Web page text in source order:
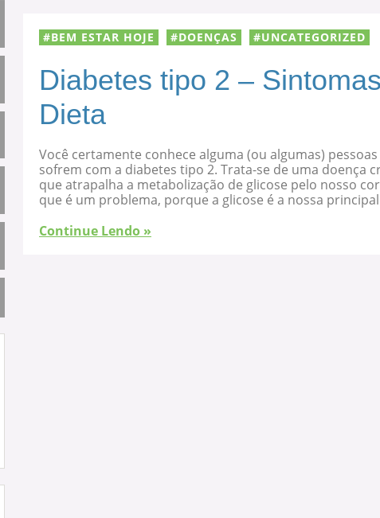
BEM ESTAR HOJE DOENÇAS UNCATEGORIZED
Diabetes tipo 2 –
Dieta
Você certamente conhece alguma (ou algumas)
sofrem com a diabetes tipo 2. Trata-se de uma doença
que atrapalha a metabolização de glicose pelo nosso
que é um problema, porque a glicose é a nossa
Continue Lendo »